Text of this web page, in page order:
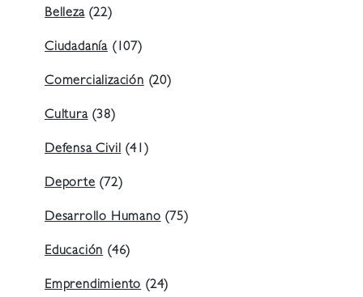
Belleza(22)
Ciudadanía (107)
Comercialización (20)
Cultura(38)
Defensa Civil (41)
Deporte (72)
Desarrollo Humano (75)
Educación (46)
Emprendimiento (24)